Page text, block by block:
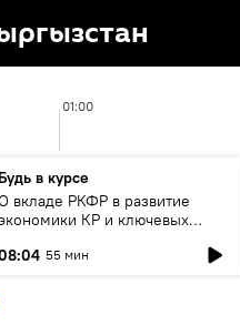
01:00
Будь в курсе
О вкладе РКФР в развитие
КР и ключевых
55 мин